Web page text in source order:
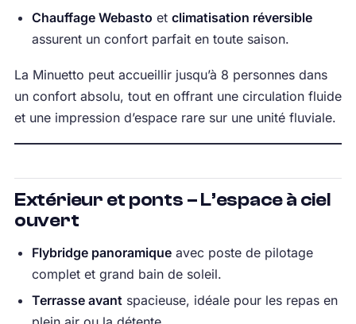
Chauffage Webasto et climatisation réversible
assurent un confort parfait en toute saison.
La Minuetto peut accueillir jusqu’à 8 personnes dans
un confort absolu, tout en offrant une circulation fluide
et une impression d’espace rare sur une unité fluviale.
Extérieur et ponts – L’espace à ciel
ouvert
Flybridge panoramiqueavec poste de pilotage
complet et grand bain de soleil.
Terrasse avant spacieuse, idéale pour les repas en